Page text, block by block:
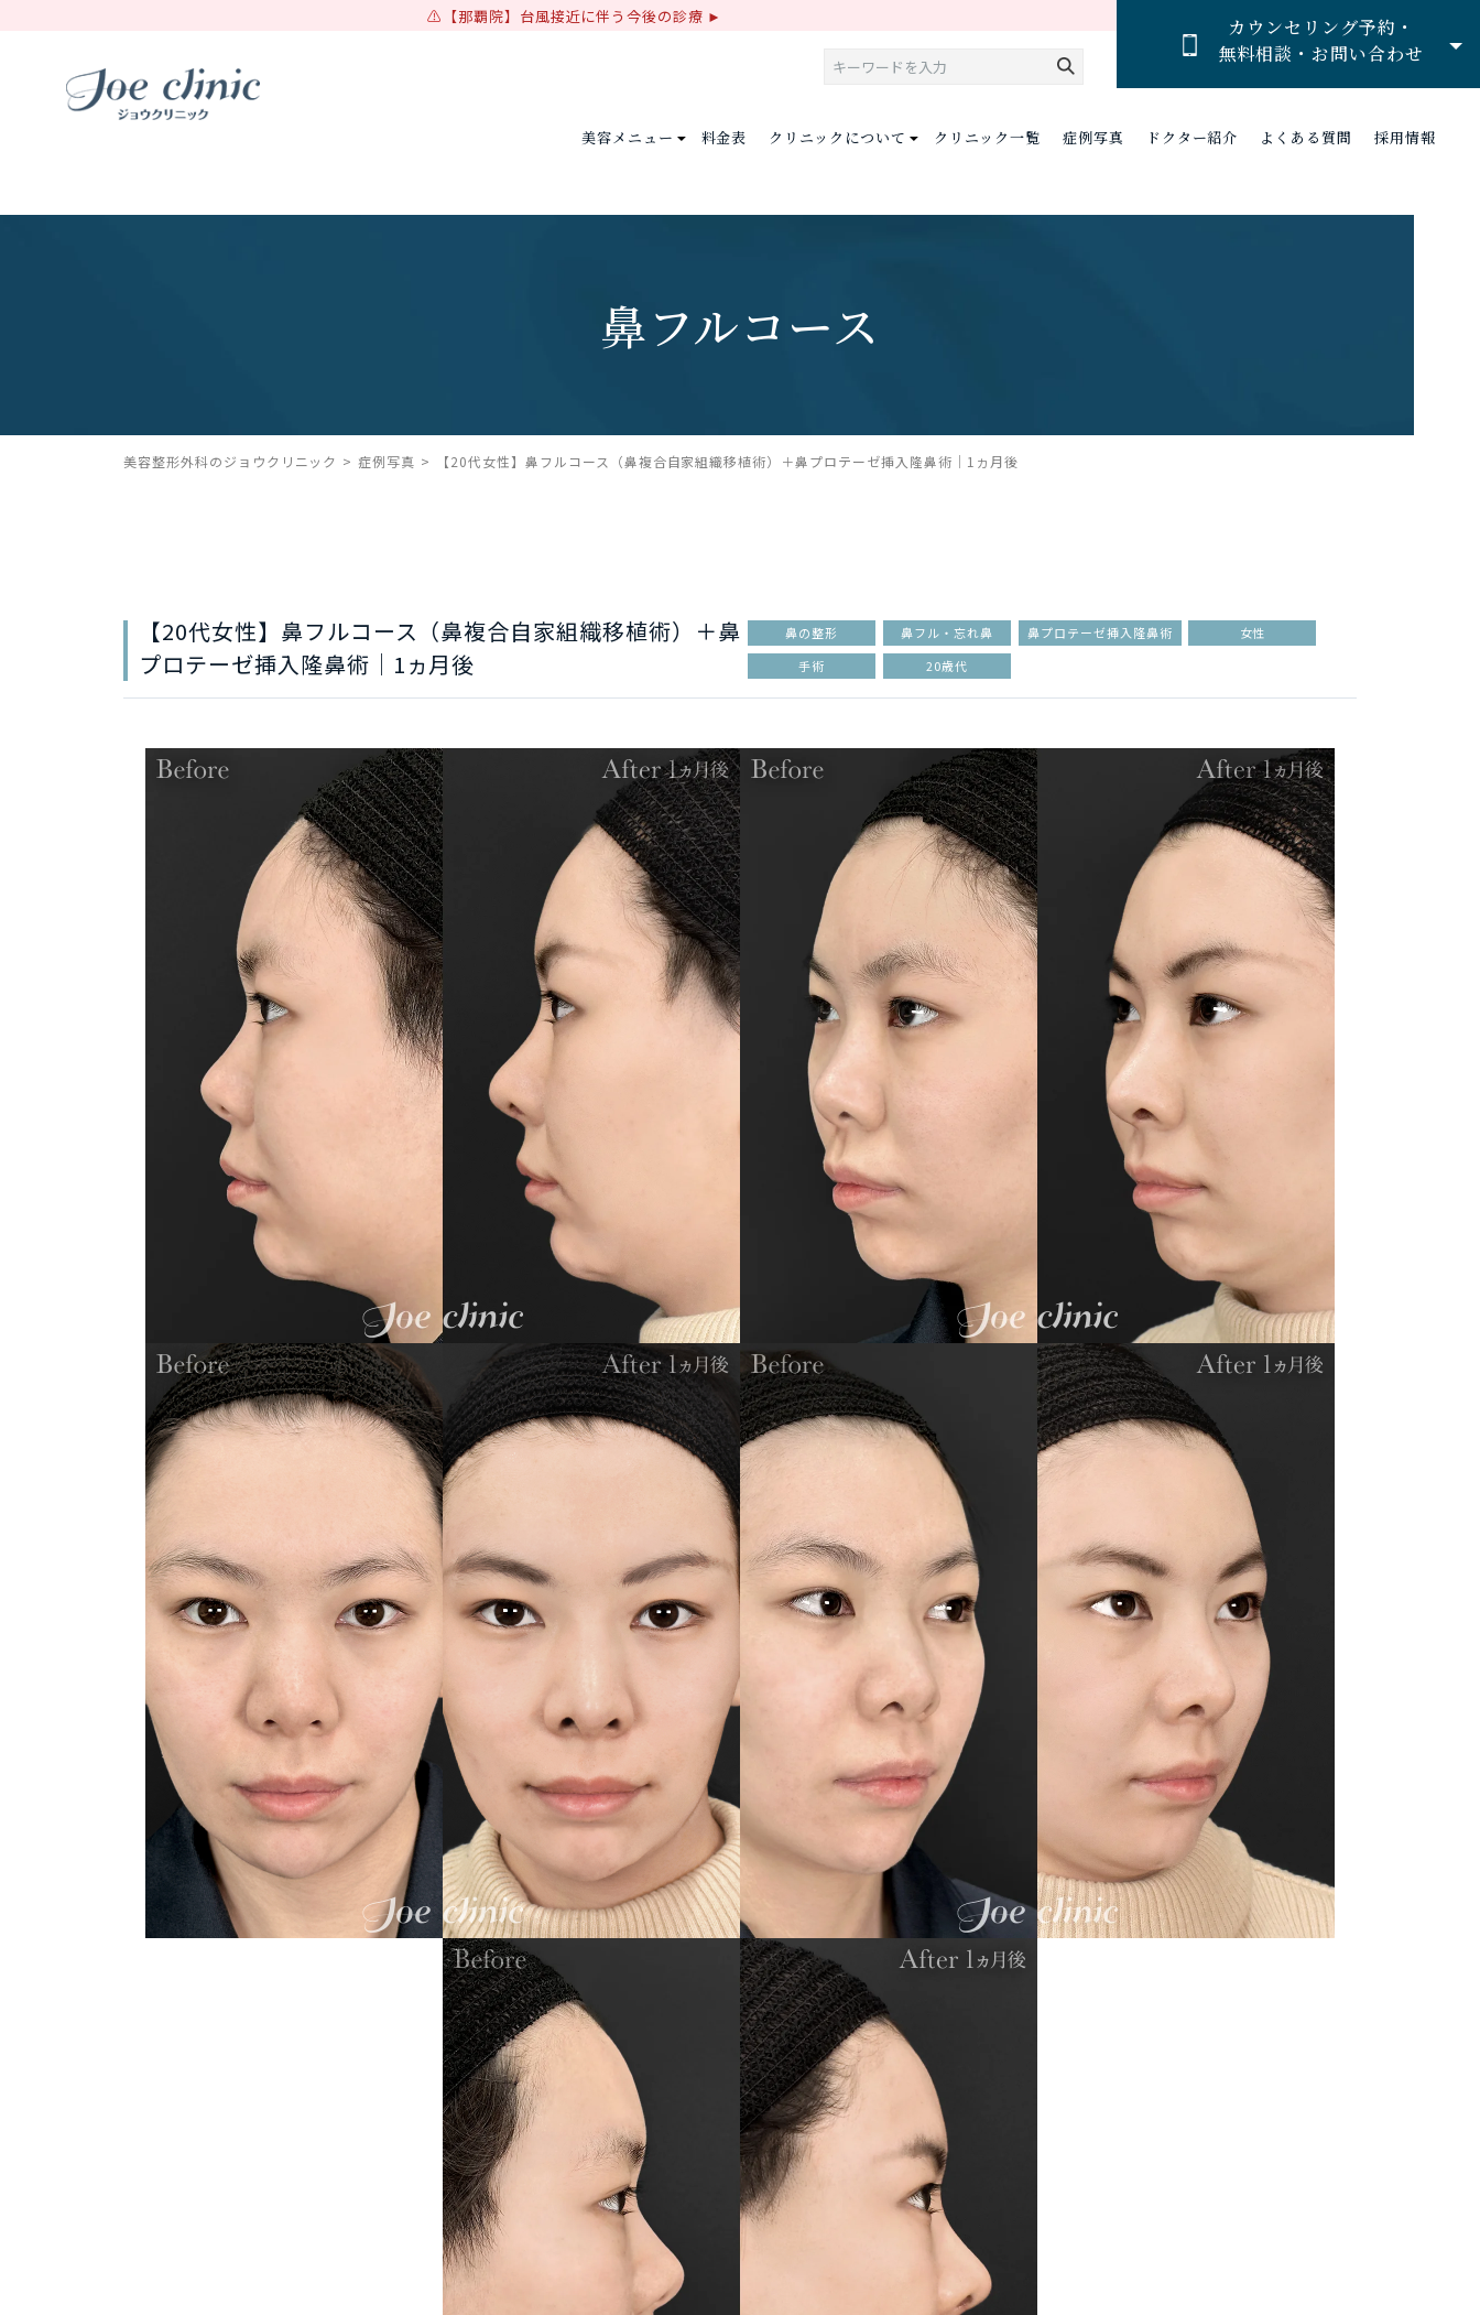
【那覇院】台風接近に伴う今後の診療
カウンセリング予約・
無料相談・お問い合わせ
美容メニュー 料金表 クリニックについて クリニック一覧 症例写真 ドクター紹介 よくある質問 採用情報
鼻フルコース
美容整形外科のジョウクリニック 症例写真 【20代女性】鼻フルコース（鼻複合自家組織移植術）＋鼻プロテーゼ挿入隆鼻術｜1ヵ月後
【20代女性】鼻フルコース（鼻複合自家組織移植術）＋鼻
プロテーゼ挿入隆鼻術｜1ヵ月後
鼻の整形 鼻フル・忘れ鼻 鼻プロテーゼ挿入隆鼻術
女性
手術
20歳代